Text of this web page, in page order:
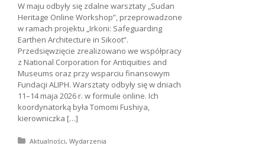
W maju odbyły się zdalne warsztaty „Sudan
Heritage Online Workshop”, przeprowadzone
w ramach projektu „Irkoni: Safeguarding
Earthen Architecture in Sikoot”.
Przedsięwzięcie zrealizowano we współpracy
z National Corporation for Antiquities and
Museums oraz przy wsparciu finansowym
Fundacji ALIPH. Warsztaty odbyły się w dniach
11–14 maja 2026 r. w formule online. Ich
koordynatorką była Tomomi Fushiya,
kierowniczka […]
Posted in:
Aktualności Wydarzenia